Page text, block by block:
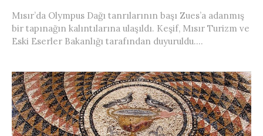
Mısır’da Olympus Dağı tanrılarının başı Zues’a adanmış
bir tapınağın kalıntılarına ulaşıldı. Keşif, Mısır Turizm ve
Eski Eserler Bakanlığı tarafından duyuruldu....